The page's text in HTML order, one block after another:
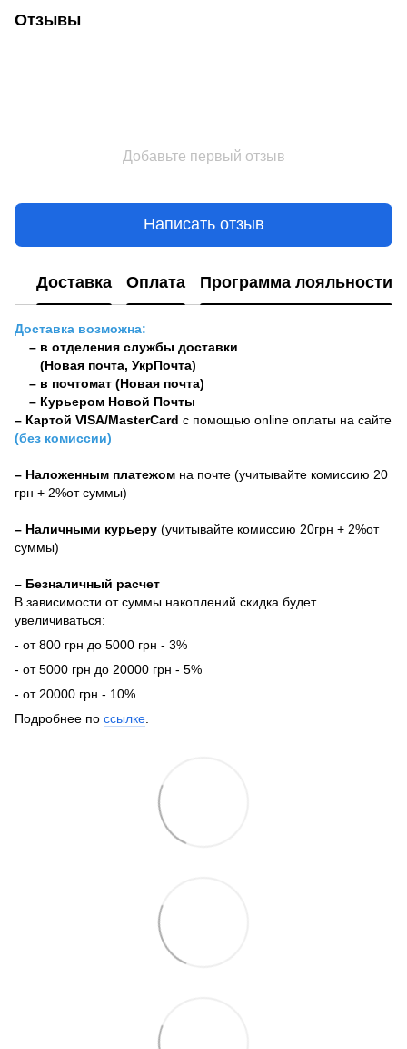
Отзывы
Добавьте первый отзыв
Написать отзыв
Доставка Оплата Программа лояльности
Доставка возможна:
– в отделения службы доставки
(Новая почта, УкрПочта)
– в почтомат (Новая почта)
– Курьером Новой Почты
– Картой VISA/MasterCard с помощью online оплаты на сайте
(без комиссии)
– Наложенным платежом на почте (учитывайте комиссию 20
грн + 2%от суммы)
– Наличными курьеру (учитывайте комиссию 20грн + 2%от
суммы)
– Безналичный расчет
В зависимости от суммы накоплений скидка будет
увеличиваться:
- от 800 грн до 5000 грн - 3%
- от 5000 грн до 20000 грн - 5%
- от 20000 грн - 10%
Подробнее по ссылке